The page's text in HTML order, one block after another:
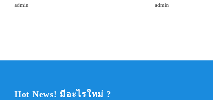
admin admin
Hot News! มีอะไรใหม่ ?